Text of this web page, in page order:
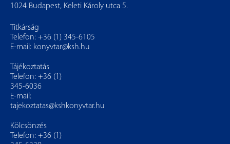
1024 Budapest, Keleti Károly utca 5.
Titkárság
Telefon: +36 (1) 345-6105
E-mail: konyvtar@ksh.hu
Tájékoztatás
Telefon: +36 (1)
345-6036
E-mail:
tajekoztatas@kshkonyvtar.hu
Kölcsönzés
Telefon: +36 (1)